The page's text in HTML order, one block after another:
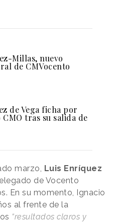
Millas, nuevo
de CMVocento
de Vega ficha por
tras su salida de
marzo, Luis Enríquez
de Vocento
En su momento, Ignacio
al frente de la
“resultados claros y